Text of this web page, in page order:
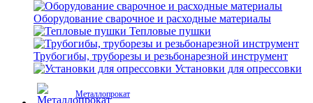
Оборудование сварочное и расходные материалы
Тепловые пушки
Трубогибы, труборезы и резьбонарезной инструмент
Установки для опрессовки
Металлопрокат